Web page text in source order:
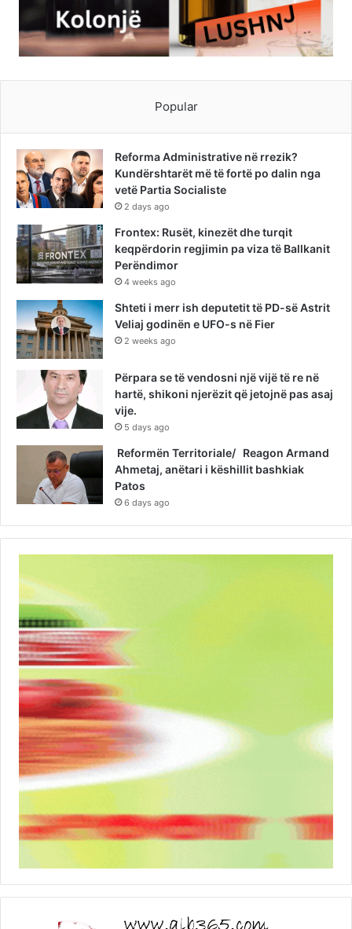
Popular
Reforma Administrative në rrezik?
Kundërshtarët më të fortë po dalin nga
vetë Partia Socialiste
2 days ago
Frontex: Rusët, kinezët dhe turqit
keqpërdorin regjimin pa viza të Ballkanit
Perëndimor
4 weeks ago
Shteti i merr ish deputetit të PD-së Astrit
Veliaj godinën e UFO-s në Fier
2 weeks ago
Përpara se të vendosni një vijë të re në
hartë, shikoni njerëzit që jetojnë pas asaj
vije.
5 days ago
Reformën Territoriale/ Reagon Armand
Ahmetaj, anëtari i këshillit bashkiak
Patos
6 days ago